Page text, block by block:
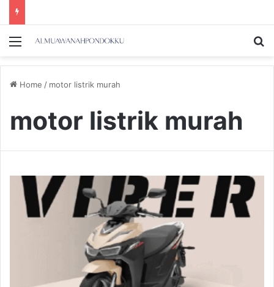
Menu
Home / motor listrik murah
motor listrik murah